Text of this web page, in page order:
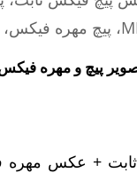
پیچ و مهره
+ عکس مهره